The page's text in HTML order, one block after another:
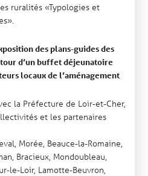
ruralités «Typologies et
des plans-guides des
d’un buffet déjeunatoire
locaux de l’aménagement
la Préfecture de Loir-et-Cher,
et les partenaires
Morée, Beauce-la-Romaine,
Bracieux, Mondoubleau,
le-Loir, Lamotte-Beuvron,